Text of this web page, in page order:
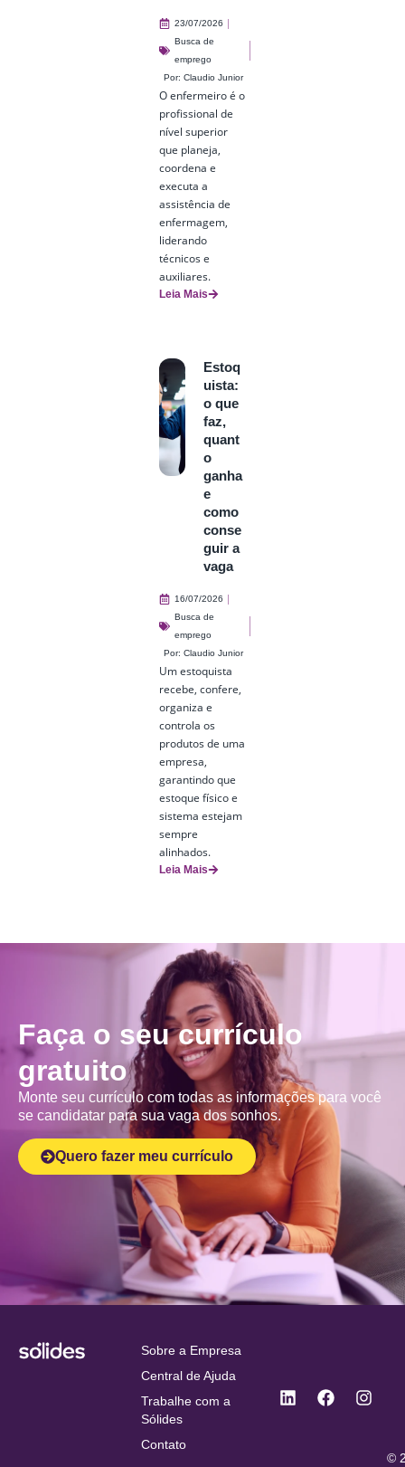
23/07/2026
Busca de
emprego
Por: Claudio Junior
O enfermeiro é o
profissional de
nível superior
que planeja,
coordena e
executa a
assistência de
enfermagem,
liderando
técnicos e
auxiliares.
Leia Mais
Estoq
uista:
o que
faz,
quant
o
ganha
e
como
conse
guir a
vaga
16/07/2026
Busca de
emprego
Por: Claudio Junior
Um estoquista
recebe, confere,
organiza e
controla os
produtos de uma
empresa,
garantindo que
estoque físico e
sistema estejam
sempre
alinhados.
Leia Mais
Faça o seu currículo
gratuito
Monte seu currículo com todas as informações para você
se candidatar para sua vaga dos sonhos.
Quero fazer meu currículo
Sobre a Empresa
Central de Ajuda
Trabalhe com a
Sólides
Contato
©